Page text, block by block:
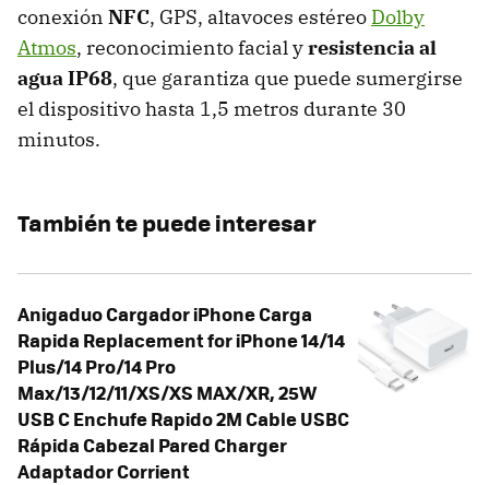
conexión NFC, GPS, altavoces estéreo Dolby
Atmos, reconocimiento facial yresistencia al
agua IP68, que garantiza que puede sumergirse
el dispositivo hasta 1,5 metros durante 30
minutos.
También te puede interesar
Anigaduo Cargador iPhone Carga
Rapida Replacement for iPhone 14/14
Plus/14 Pro/14 Pro
Max/13/12/11/XS/XS MAX/XR, 25W
USB C Enchufe Rapido 2M Cable USBC
Rápida Cabezal Pared Charger
Adaptador Corrient